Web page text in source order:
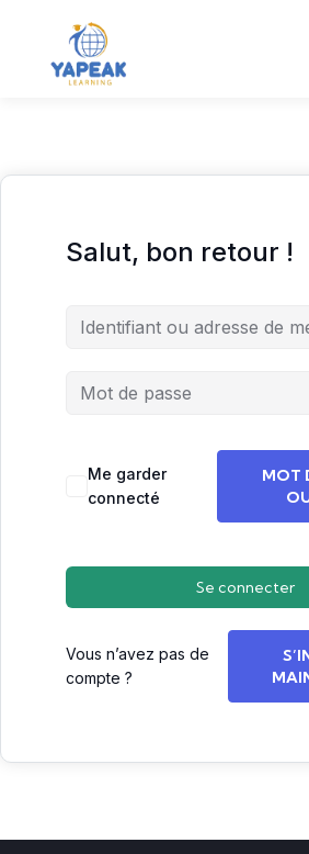
Salut, bon retour !
Me garder
connecté
MOT
Se connecter
Vous n’avez pas de
compte ?